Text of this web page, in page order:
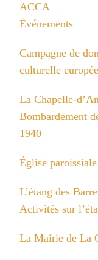
ACCA
Événements
Campagne de
culturelle
La Chapelle-
Bombardement
1940
Église
L’étang des
Activités sur
La Mairie de La